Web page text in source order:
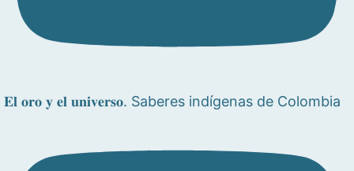
𝐄𝐥 𝐨𝐫𝐨 𝐲 𝐞𝐥 𝐮𝐧𝐢𝐯𝐞𝐫𝐬𝐨. Saberes indígenas de Colombia